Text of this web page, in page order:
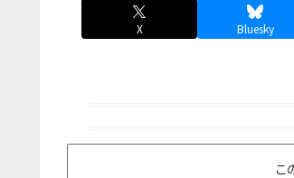
X Bluesky
こ